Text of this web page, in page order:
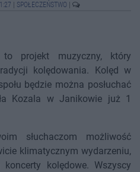
SPOŁECZEŃSTWO
to projekt muzyczny, który
kolędowania. Kolęd w
będzie można posłuchać
Kozala w Janikowie już 1
słuchaczom możliwość
klimatycznym wydarzeniu,
kolędowe. Wszyscy